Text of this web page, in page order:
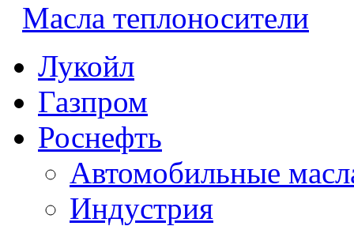
Масла теплоносители
Лукойл
Газпром
Роснефть
Автомобильные
Индустрия